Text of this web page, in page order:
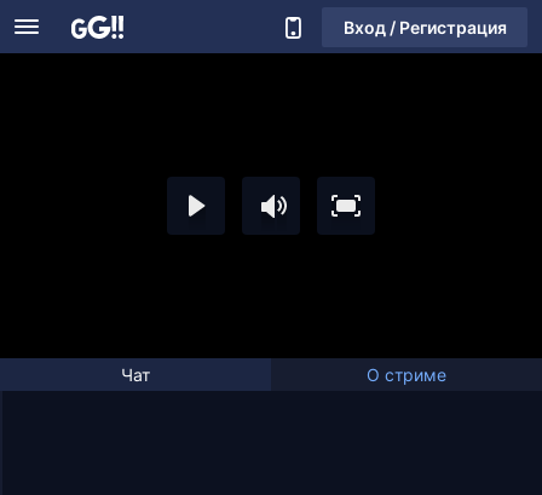
Вход / Регистрация
Чат О стриме